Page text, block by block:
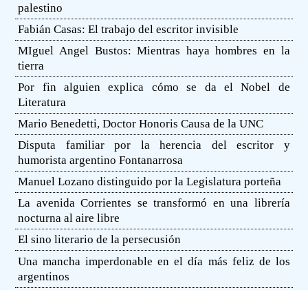
palestino
Fabián Casas: El trabajo del escritor invisible
MIguel Angel Bustos: Mientras haya hombres en la
tierra
Por fin alguien explica cómo se da el Nobel de
Literatura
Mario Benedetti, Doctor Honoris Causa de la UNC
Disputa familiar por la herencia del escritor y
humorista argentino Fontanarrosa
Manuel Lozano distinguido por la Legislatura porteña
La avenida Corrientes se transformó en una librería
nocturna al aire libre
El sino literario de la persecusión
Una mancha imperdonable en el día más feliz de los
argentinos